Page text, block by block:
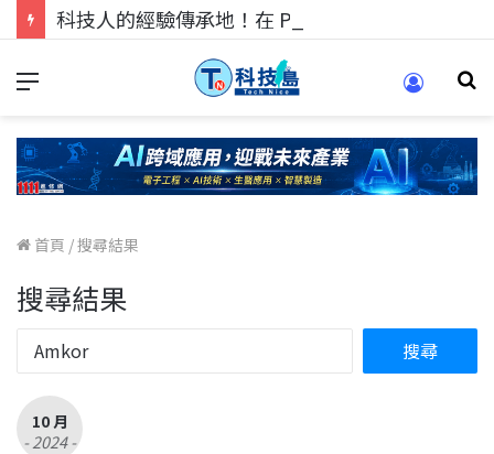
首頁 /搜尋結果
搜尋結果
10 月
- 2024 -